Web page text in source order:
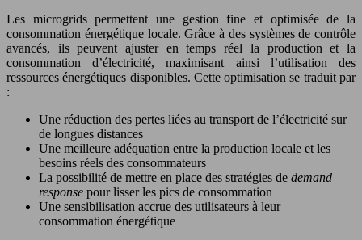
Les microgrids permettent une gestion fine et optimisée de la
consommation énergétique locale. Grâce à des systèmes de contrôle
avancés, ils peuvent ajuster en temps réel la production et la
consommation d’électricité, maximisant ainsi l’utilisation des
ressources énergétiques disponibles. Cette optimisation se traduit par
:
Une réduction des pertes liées au transport de l’électricité sur
de longues distances
Une meilleure adéquation entre la production locale et les
besoins réels des consommateurs
La possibilité de mettre en place des stratégies de demand
response pour lisser les pics de consommation
Une sensibilisation accrue des utilisateurs à leur
consommation énergétique